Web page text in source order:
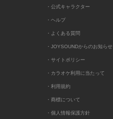
・公式キャラクター
・ヘルプ
・よくある質問
・JOYSOUNDからのお知らせ
・サイトポリシー
・カラオケ利用に当たって
・利用規約
・商標について
・個人情報保護方針